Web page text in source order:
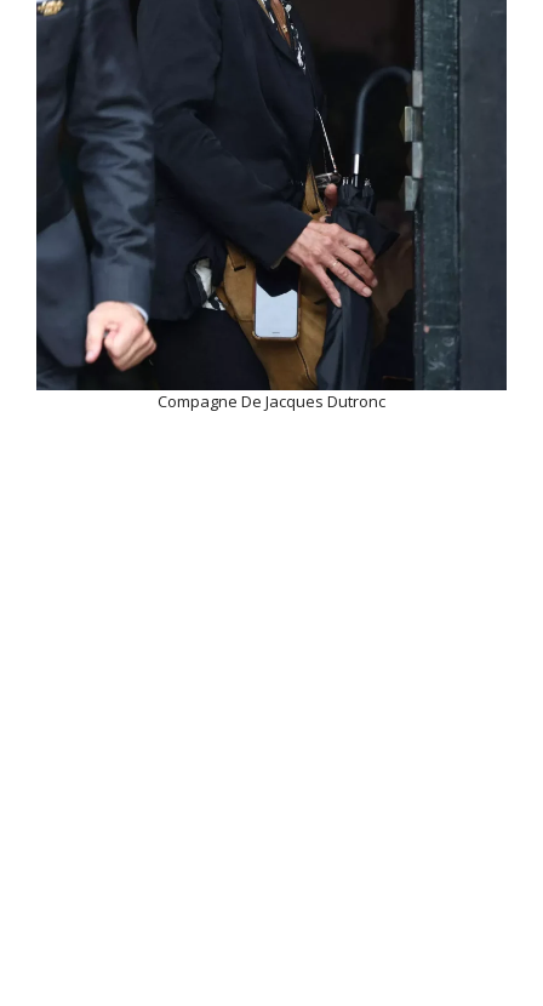
Compagne De Jacques Dutronc